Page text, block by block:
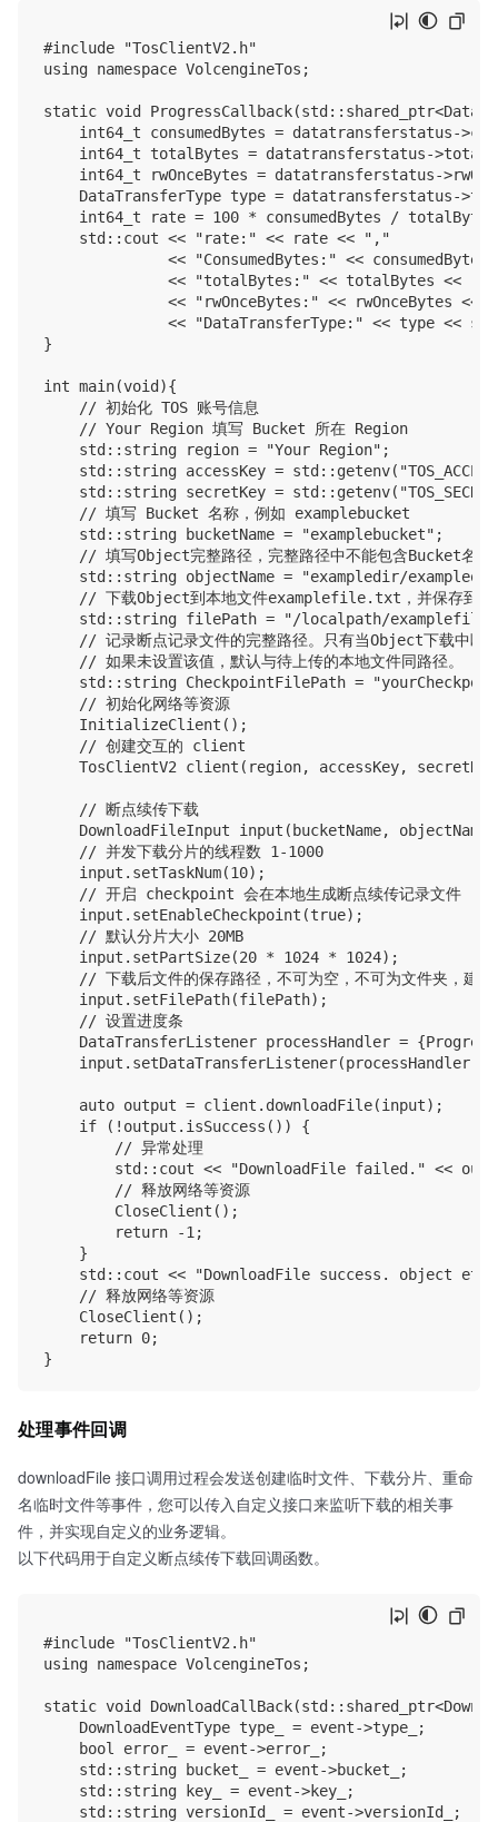
#include "TosClientV2.h"
using namespace VolcengineTos;
static void
int64_t consumedBytes = datatransferstatus-
int64_t totalBytes = datatransferstatus-
int64_t rwOnceBytes = datatransferstatus-
DataTransferType type = datatransferstatus-
int64_t rate = 100 * consumedBytes /
    std::cout << "rate:" << rate << ","
<< "ConsumedBytes:" << consumedBytes
              << "totalBytes:" << totalBytes << ","
<< "rwOnceBytes:" << rwOnceBytes <<
<< "DataTransferType:" << type <<
}
int main(void){
    // 初始化 TOS 账号信息
    // Your Region 填写 Bucket 所在 Region
    std::string region = "Your Region";
std::string accessKey =
std::string secretKey =
    // 填写 Bucket 名称，例如 examplebucket
    std::string bucketName = "examplebucket";
// 填写Object完整路径，完整路径中不能包含Bucket名
std::string objectName = "exampledir/
// 下载Object到本地文件examplefile.txt，并保存到
std::string filePath = "/localpath/
// 记录断点记录文件的完整路径。只有当Object下载中断
    // 如果未设置该值，默认与待上传的本地文件同路径。
std::string CheckpointFilePath =
    // 初始化网络等资源
    InitializeClient();
    // 创建交互的 client
TosClientV2 client(region, accessKey,
    // 断点续传下载
DownloadFileInput input(bucketName,
    // 并发下载分片的线程数 1-1000
    input.setTaskNum(10);
    // 开启 checkpoint 会在本地生成断点续传记录文件
    input.setEnableCheckpoint(true);
    // 默认分片大小 20MB
    input.setPartSize(20 * 1024 * 1024);
// 下载后文件的保存路径，不可为空，不可为文件夹，建
    input.setFilePath(filePath);
    // 设置进度条
DataTransferListener processHandler =
    input.setDataTransferListener(processHandler);
    auto output = client.downloadFile(input);
    if (!output.isSuccess()) {
        // 异常处理
std::cout << "DownloadFile failed." <<
        // 释放网络等资源
        CloseClient();
        return -1;
    }
std::cout << "DownloadFile success. object
    // 释放网络等资源
    CloseClient();
    return 0;
处理事件回调
downloadFile 接口调用过程会发送创建临时文件、下载分片、重命
名临时文件等事件，您可以传入自定义接口来监听下载的相关事
件，并实现自定义的业务逻辑。
以下代码用于自定义断点续传下载回调函数。
#include "TosClientV2.h"
using namespace VolcengineTos;
static void
    DownloadEventType type_ = event->type_;
    bool error_ = event->error_;
    std::string bucket_ = event->bucket_;
    std::string key_ = event->key_;
    std::string versionId_ = event->versionId_;